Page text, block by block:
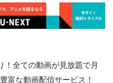
！全ての動画が見放題で月
富な動画配信サービス！